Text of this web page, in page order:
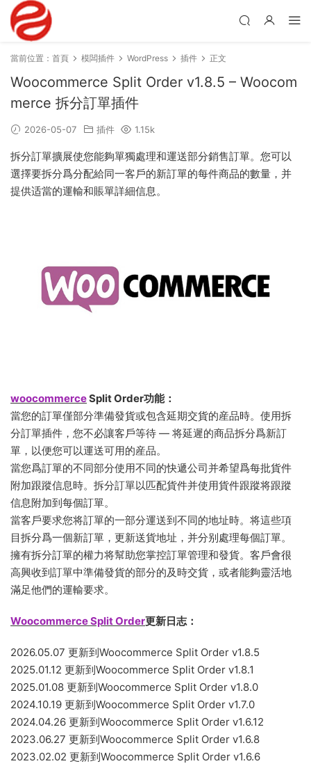
當前位置： 首頁 模闆插件 WordPress 插件 正文
Woocommerce Split Order v1.8.5 – Woocom
merce 拆分訂單插件
2026-05-07 插件 1.15k
拆分訂單擴展使您能夠單獨處理和運送部分銷售訂單。您可以
選擇要拆分爲分配給同一客戶的新訂單的每件商品的數量，并
提供适當的運輸和賬單詳細信息。
woocommerceSplit Order功能：
當您的訂單僅部分準備發貨或包含延期交貨的産品時。使用拆
分訂單插件，您不必讓客戶等待 — 将延遲的商品拆分爲新訂
單，以便您可以運送可用的産品。
當您爲訂單的不同部分使用不同的快遞公司并希望爲每批貨件
附加跟蹤信息時。拆分訂單以匹配貨件并使用貨件跟蹤将跟蹤
信息附加到每個訂單。
當客戶要求您将訂單的一部分運送到不同的地址時。将這些項
目拆分爲一個新訂單，更新送貨地址，并分别處理每個訂單。
擁有拆分訂單的權力将幫助您掌控訂單管理和發貨。客戶會很
高興收到訂單中準備發貨的部分的及時交貨，或者能夠靈活地
滿足他們的運輸要求。
Woocommerce Split Order更新日志：
2026.05.07 更新到Woocommerce Split Order v1.8.5
2025.01.12 更新到Woocommerce Split Order v1.8.1
2025.01.08 更新到Woocommerce Split Order v1.8.0
2024.10.19 更新到Woocommerce Split Order v1.7.0
2024.04.26 更新到Woocommerce Split Order v1.6.12
2023.06.27 更新到Woocommerce Split Order v1.6.8
2023.02.02 更新到Woocommerce Split Order v1.6.6